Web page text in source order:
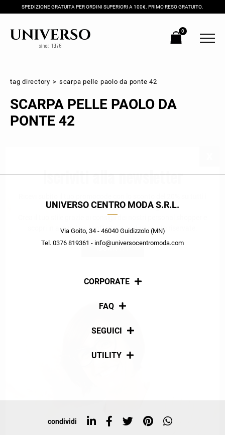
SPEDIZIONE GRATUITA PER ORDINI SUPERIORI A 100€. PRIMO RESO GRATUITO.
0
tag directory > scarpa pelle paolo da ponte 42
SCARPA PELLE PAOLO DA
PONTE 42
UNIVERSO CENTRO MODA S.R.L.
Via Goito, 34 - 46040 Guidizzolo (MN)
Tel. 0376 819361 - info@universocentromoda.com
CORPORATE
Chi siamo
FAQ
Pagamenti
SEGUICI
Social
UTILITY
Top ricerche
condividi
Iscriviti alla newsletter
nuovi arrivi utilizzabile anche in negozio!
Crea il tuo stile grazie ai consigli dei nostri personal shopper e
scopri in anteprima le offerte in esclusiva a te riservate.
ISCRIVITI